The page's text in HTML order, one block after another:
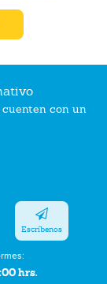
cuenten con un
hrs.
Escríbenos